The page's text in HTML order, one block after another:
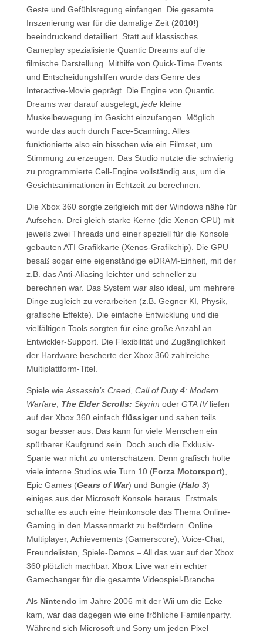
Geste und Gefühlsregung einfangen. Die gesamte
Inszenierung war für die damalige Zeit (2010!)
beeindruckend detailliert. Statt auf klassisches
Gameplay spezialisierte Quantic Dreams auf die
filmische Darstellung. Mithilfe von Quick-Time Events
und Entscheidungshilfen wurde das Genre des
Interactive-Movie geprägt. Die Engine von Quantic
Dreams war darauf ausgelegt, jedekleine
Muskelbewegung im Gesicht einzufangen. Möglich
wurde das auch durch Face-Scanning. Alles
funktionierte also ein bisschen wie ein Filmset, um
Stimmung zu erzeugen. Das Studio nutzte die schwierig
zu programmierte Cell-Engine vollständig aus, um die
Gesichtsanimationen in Echtzeit zu berechnen.
Die Xbox 360 sorgte zeitgleich mit der Windows nähe für
Aufsehen. Drei gleich starke Kerne (die Xenon CPU) mit
jeweils zwei Threads und einer speziell für die Konsole
gebauten ATI Grafikkarte (Xenos-Grafikchip). Die GPU
besaß sogar eine eigenständige eDRAM-Einheit, mit der
z.B. das Anti-Aliasing leichter und schneller zu
berechnen war. Das System war also ideal, um mehrere
Dinge zugleich zu verarbeiten (z.B. Gegner KI, Physik,
grafische Effekte). Die einfache Entwicklung und die
vielfältigen Tools sorgten für eine große Anzahl an
Entwickler-Support. Die Flexibilität und Zugänglichkeit
der Hardware bescherte der Xbox 360 zahlreiche
Multiplattform-Titel.
Spiele wie Assassin’s Creed, Call of Duty 4: Modern
Warfare, The Elder Scrolls: Skyrim oder GTA IVliefen
auf der Xbox 360 einfach flüssigerund sahen teils
sogar besser aus. Das kann für viele Menschen ein
spürbarer Kaufgrund sein. Doch auch die Exklusiv-
Sparte war nicht zu unterschätzen. Denn grafisch holte
viele interne Studios wie Turn 10 (Forza Motorsport),
Epic Games (Gears of War) und Bungie (Halo 3)
einiges aus der Microsoft Konsole heraus. Erstmals
schaffte es auch eine Heimkonsole das Thema Online-
Gaming in den Massenmarkt zu befördern. Online
Multiplayer, Achievements (Gamerscore), Voice-Chat,
Freundelisten, Spiele-Demos – All das war auf der Xbox
360 plötzlich machbar. Xbox Livewar ein echter
Gamechanger für die gesamte Videospiel-Branche.
Als Nintendo im Jahre 2006 mit der Wii um die Ecke
kam, war das dagegen wie eine fröhliche Familenparty.
Während sich Microsoft und Sony um jeden Pixel